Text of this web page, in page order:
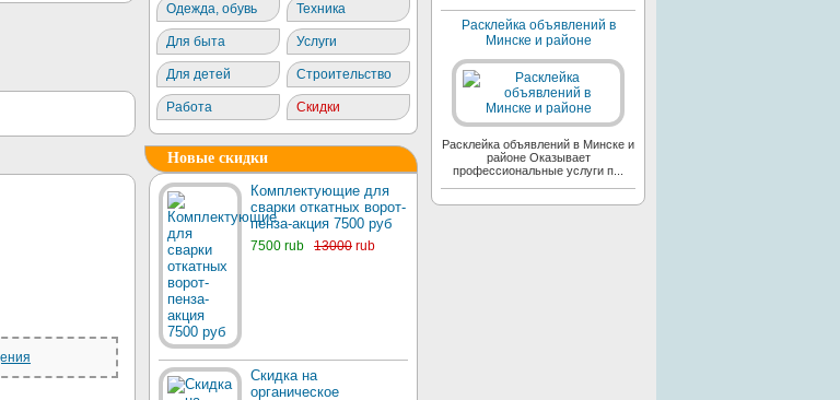
Одежда, обувь Техника
Для быта Услуги
Для детей Строительство
Работа Скидки
Новые скидки
Комплектующие для
сварки откатных ворот-
пенза-акция 7500 руб
7500 rub 13000 rub
Скидка на
органическое
Расклейка объявлений в
Минске и районе
Расклейка объявлений в Минске и
районе Оказывает
профессиональные услуги п...